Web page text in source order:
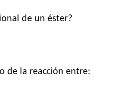
de un éster?
de la reacción entre: